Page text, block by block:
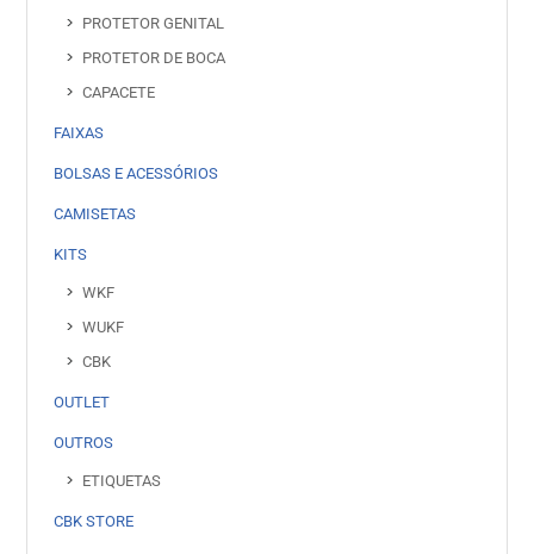
PROTETOR GENITAL
PROTETOR DE BOCA
CAPACETE
FAIXAS
BOLSAS E ACESSÓRIOS
CAMISETAS
KITS
WKF
WUKF
CBK
OUTLET
OUTROS
ETIQUETAS
CBK STORE